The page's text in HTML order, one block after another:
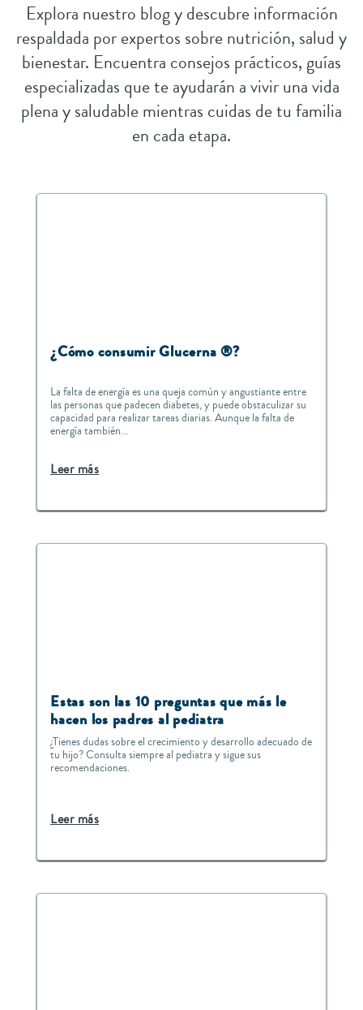
Explora nuestro blog y descubre información
respaldada por expertos sobre nutrición, salud y
bienestar. Encuentra consejos prácticos, guías
especializadas que te ayudarán a vivir una vida
plena y saludable mientras cuidas de tu familia
en cada etapa.
¿Cómo consumir Glucerna ®?
La falta de energía es una queja común y angustiante entre
las personas que padecen diabetes, y puede obstaculizar su
capacidad para realizar tareas diarias. Aunque la falta de
energía también...
Leer más
Estas son las 10 preguntas que más le
hacen los padres al pediatra
¿Tienes dudas sobre el crecimiento y desarrollo adecuado de
tu hijo? Consulta siempre al pediatra y sigue sus
recomendaciones.
Leer más